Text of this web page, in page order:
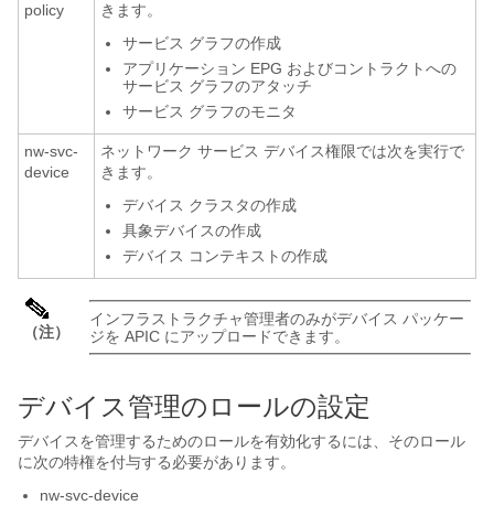
policy
きます。
サービス グラフの作成
アプリケーション EPG およびコントラクトへの
サービス グラフのアタッチ
サービス グラフのモニタ
nw-svc-
device
ネットワーク サービス デバイス権限では次を実行で
きます。
デバイス クラスタの作成
具象デバイスの作成
デバイス コンテキストの作成
（注）
インフラストラクチャ管理者のみがデバイス パッケー
ジを APIC にアップロードできます。
デバイス管理のロールの設定
デバイスを管理するためのロールを有効化するには、そのロール
に次の特権を付与する必要があります。
nw-svc-device